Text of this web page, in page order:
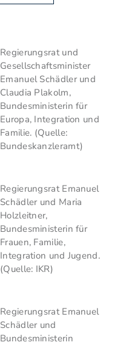
Regierungsrat und
Gesellschaftsminister
Emanuel Schädler und
Claudia Plakolm,
Bundesministerin für
Europa, Integration und
Familie. (Quelle:
Bundeskanzleramt)
Regierungsrat Emanuel
Schädler und Maria
Holzleitner,
Bundesministerin für
Frauen, Familie,
Integration und Jugend.
(Quelle: IKR)
Regierungsrat Emanuel
Schädler und
Bundesministerin